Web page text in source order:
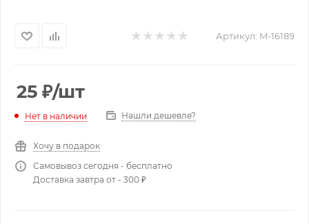
Артикул: M-16189
25 ₽/шт
Нет в наличии Нашли дешевле?
Хочу в подарок
Самовывоз сегодня - бесплатно
Доставка завтра от - 300 ₽